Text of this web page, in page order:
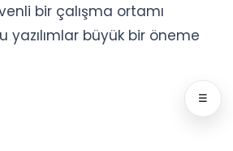
bir çalışma ortamı
yazılımlar büyük bir öneme
☰